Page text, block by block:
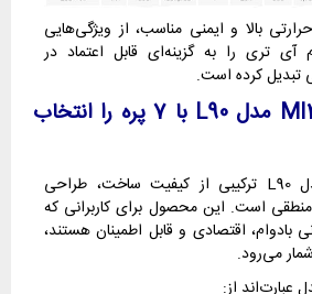
بالا و ایمنی مناسب، از ویژگی‌هایی
تری را به گزینه‌ای قابل اعتماد در
تبدیل کرده است.
چرا دیگ چدنی MI3 مدل L90 با 7 پره را انتخاب
دیگ چدنی MI3 مدل L90 ترکیبی از کیفیت ساخت، طراحی
است. این محصول برای کاربرانی که
اقتصادی و قابل اطمینان هستند،
می‌رود.
عبارت‌اند از: